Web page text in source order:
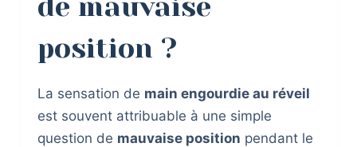
position ?
La sensation de main engourdie au réveil
est souvent attribuable à une simple
question de mauvaise position pendant le